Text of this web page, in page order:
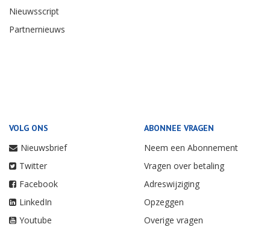
Nieuwsscript
Partnernieuws
VOLG ONS
Nieuwsbrief
Twitter
Facebook
LinkedIn
Youtube
ABONNEE VRAGEN
Neem een Abonnement
Vragen over betaling
Adreswijziging
Opzeggen
Overige vragen